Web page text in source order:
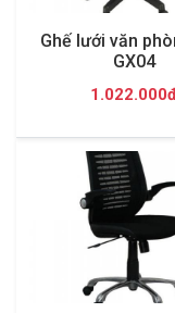
Ghế lưới văn
GX04